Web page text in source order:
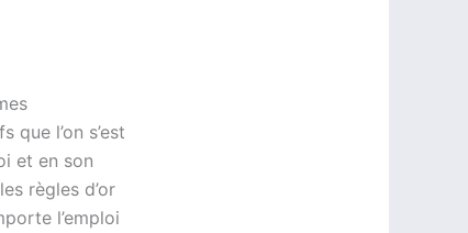
que l’on s’est
et en son
règles d’or
l’emploi